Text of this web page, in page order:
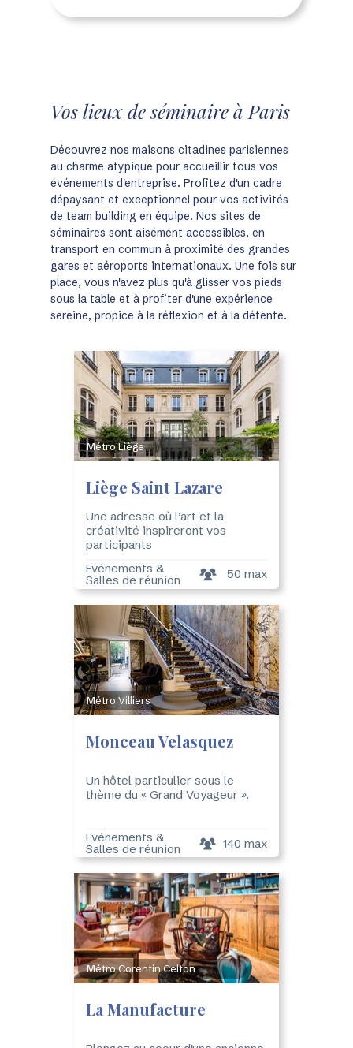
Liège Saint Lazare
Une adresse où l’art et la
créativité inspireront vos
participants
Métro Liège
50 max
Evénements &
Salles de réunion
140 max
Un hôtel particulier sous le
thème du « Grand Voyageur ».
Evénements &
Salles de réunion
Monceau Velasquez
Métro Villiers
La Manufacture
Métro Corentin Celton
Découvrez nos maisons citadines parisiennes
au charme atypique pour accueillir tous vos
événements d'entreprise. Profitez d'un cadre
dépaysant et exceptionnel pour vos activités
de team building en équipe. Nos sites de
séminaires sont aisément accessibles, en
transport en commun à proximité des grandes
gares et aéroports internationaux. Une fois sur
place, vous n'avez plus qu'à glisser vos pieds
sous la table et à profiter d'une expérience
sereine, propice à la réflexion et à la détente.
Vos lieux de séminaire à Paris